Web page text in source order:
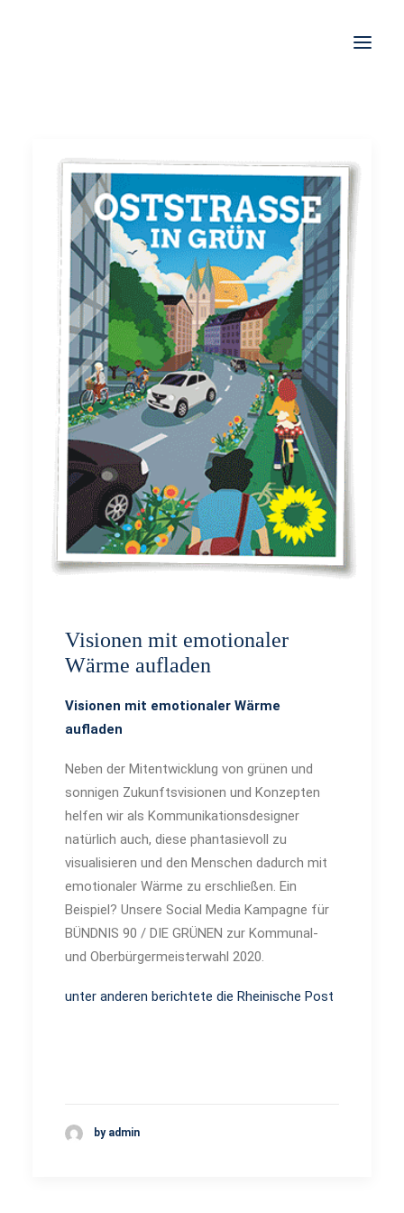
WORK
JOBS
SHOP
KONTAKT
IMPRESSUM
DATENSCHUTZ
WIDERRUFSBELEHRUNG
Visionen mit emotionaler
Wärme aufladen
Visionen mit emotionaler Wärme
aufladen
Neben der Mitentwicklung von grünen und
sonnigen Zukunftsvisionen und Konzepten
helfen wir als Kommunikationsdesigner
natürlich auch, diese phantasievoll zu
visualisieren und den Menschen dadurch mit
emotionaler Wärme zu erschließen. Ein
Beispiel? Unsere Social Media Kampagne für
BÜNDNIS 90 / DIE GRÜNEN zur Kommunal-
und Oberbürgermeisterwahl 2020.
unter anderen berichtete die Rheinische Post
by admin